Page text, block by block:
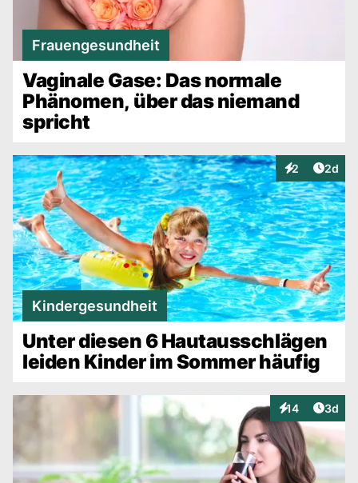
Frauengesundheit
Vaginale Gase: Das normale
Phänomen, über das niemand
spricht
2
Interaktionen
2d
Kindergesundheit
Unter diesen 6 Hautausschlägen
leiden Kinder im Sommer häufig
14
Interaktionen
3d